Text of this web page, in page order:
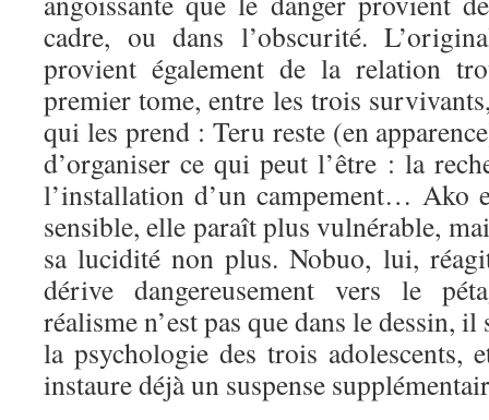
cadre, ou dans l’obscurité.
provient également de la relation
premier tome, entre les trois
qui les prend : Teru reste (en
d’organiser ce qui peut l’être : la
l’installation d’un campement… Ako
sensible, elle paraît plus vulnérable,
sa lucidité non plus. Nobuo, lui,
dérive dangereusement vers le
réalisme n’est pas que dans le dessin, il
la psychologie des trois adolescents,
instaure déjà un suspense